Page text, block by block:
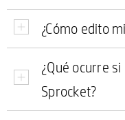
¿Cómo edito
¿Qué ocurre
Sprocket?